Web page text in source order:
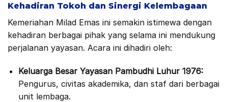
Kehadiran Tokoh dan Sinergi Kelembagaan
Kemeriahan Milad Emas ini semakin istimewa dengan
kehadiran berbagai pihak yang selama ini mendukung
perjalanan yayasan. Acara ini dihadiri oleh:
Keluarga Besar Yayasan Pambudhi Luhur 1976:
Pengurus, civitas akademika, dan staf dari berbagai
unit lembaga.